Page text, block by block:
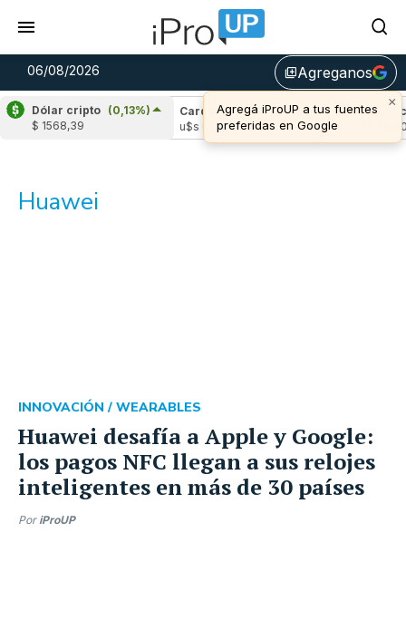
06/08/2026 library_addAgreganos
×
Agregá iProUP a tus fuentes
preferidas en Google
Dólar cripto (0,13%)
$ 1568,39
(-1,64%)
1,04
Cardano (-1,61%)
u$s 0,19
Huawei
Huawei desafía a Apple y Google:
los pagos NFC llegan a sus relojes
inteligentes en más de 30 países
INNOVACIÓN / WEARABLES
Por iProUP